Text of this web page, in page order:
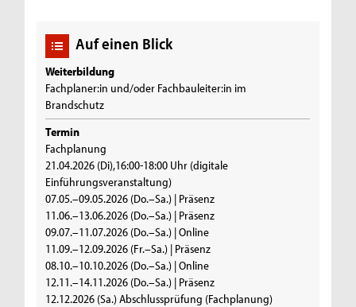
Auf einen Blick
Weiterbildung
Fachplaner:in und/oder Fachbauleiter:in im
Brandschutz
Termin
Fachplanung
21.04.2026 (Di),16:00-18:00 Uhr (digitale
Einführungsveranstaltung)
07.05.–09.05.2026 (Do.–Sa.) | Präsenz
11.06.–13.06.2026 (Do.–Sa.) | Präsenz
09.07.–11.07.2026 (Do.–Sa.) | Online
11.09.–12.09.2026 (Fr.–Sa.) | Präsenz
08.10.–10.10.2026 (Do.–Sa.) | Online
12.11.–14.11.2026 (Do.–Sa.) | Präsenz
12.12.2026 (Sa.) Abschlussprüfung (Fachplanung)